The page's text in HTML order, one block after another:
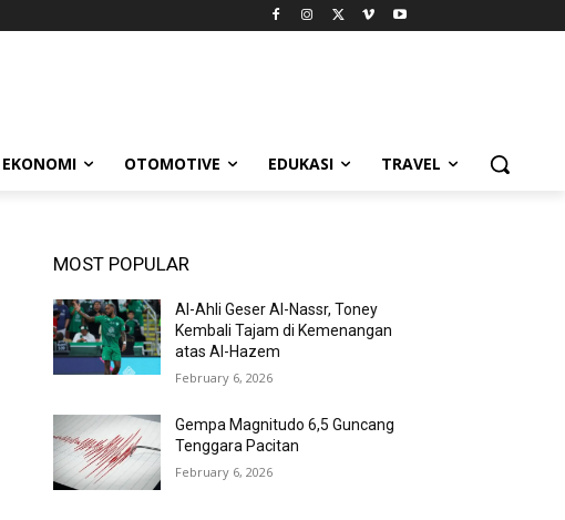
EKONOMI OTOMOTIVE EDUKASI TRAVEL
MOST POPULAR
Al-Ahli Geser Al-Nassr, Toney
Kembali Tajam di Kemenangan
atas Al-Hazem
February 6, 2026
Gempa Magnitudo 6,5 Guncang
Tenggara Pacitan
February 6, 2026